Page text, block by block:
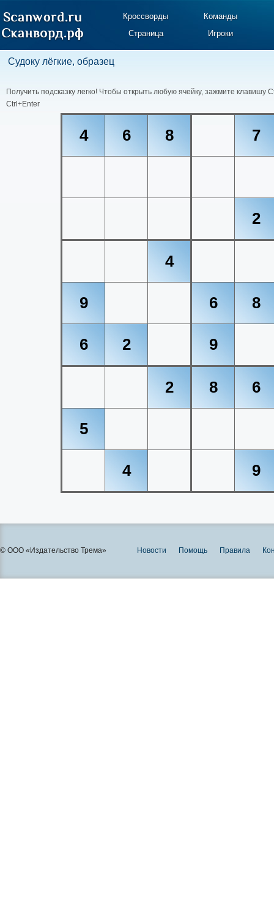
Кроссворды
Команды
Страница
Игроки
Судоку лёгкие, образец
Получить подсказку легко! Чтобы открыть любую ячейку, зажмите
Ctrl+Enter
© ООО «Издательство Трема» Новости Помощь Правила